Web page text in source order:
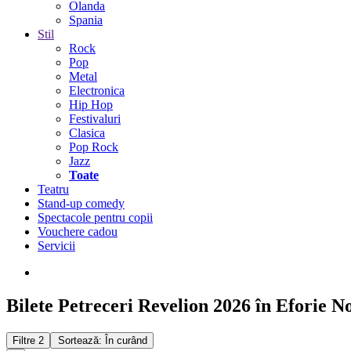
Olanda
Spania
Stil
Rock
Pop
Metal
Electronica
Hip Hop
Festivaluri
Clasica
Pop Rock
Jazz
Toate
Teatru
Stand-up comedy
Spectacole pentru copii
Vouchere cadou
Servicii
Bilete Petreceri Revelion 2026 în Eforie
Filtre 2
Sortează: În curând